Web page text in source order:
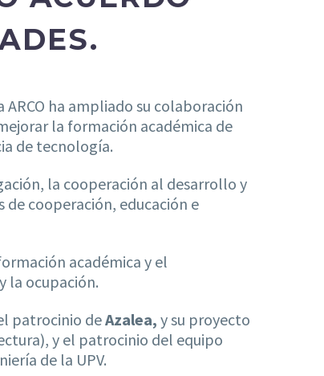
ha ampliado su colaboración
la formación académica de
de tecnología.
la cooperación al desarrollo y
cooperación, educación e
académica y el
la ocupación.
patrocinio deAzalea, y su proyecto
y el patrocinio del equipo
de la UPV.